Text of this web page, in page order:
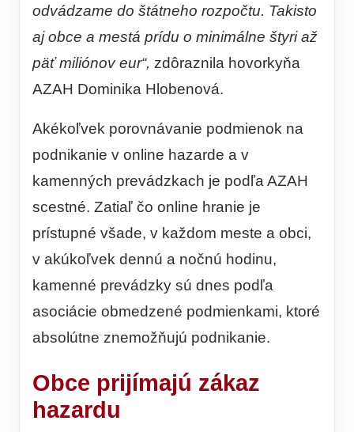
odvádzame do štátneho rozpočtu. Takisto
aj obce a mestá prídu o minimálne štyri až
päť miliónov eur“, zdôraznila hovorkyňa
AZAH Dominika Hlobenová.
Akékoľvek porovnávanie podmienok na
podnikanie v online hazarde a v
kamenných prevádzkach je podľa AZAH
scestné. Zatiaľ čo online hranie je
prístupné všade, v každom meste a obci,
v akúkoľvek dennú a nočnú hodinu,
kamenné prevádzky sú dnes podľa
asociácie obmedzené podmienkami, ktoré
absolútne znemožňujú podnikanie.
Obce prijímajú zákaz
hazardu